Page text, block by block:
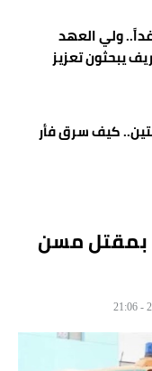
ولي العهد
يبحثون تعزيز
كيف سرق فأر
بمقتل مسن